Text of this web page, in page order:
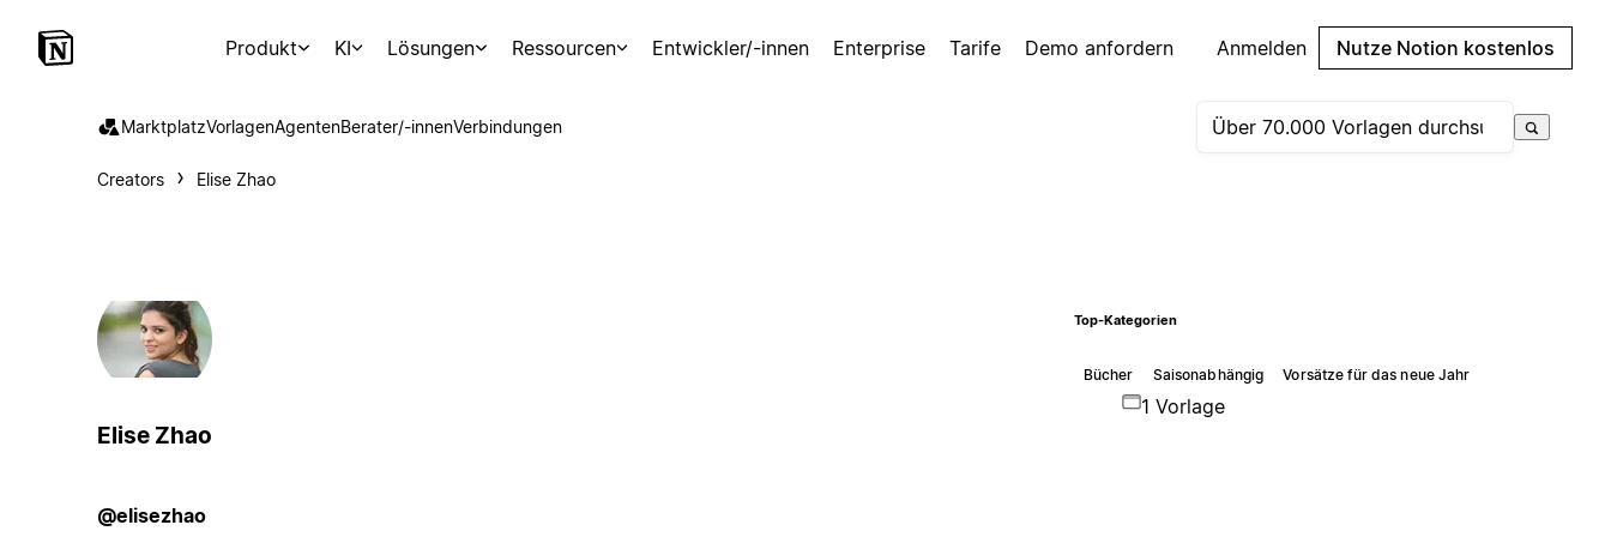
Produkt KI Lösungen Ressourcen Entwickler/-innen Enterprise Tarife Demo anfordern Anmelden Nutze Notion kostenlos
MarktplatzVorlagenAgentenBerater/-innenVerbindungen
Creators Elise Zhao
Elise Zhao
@elisezhao
Top-Kategorien
Bücher Saisonabhängig Vorsätze für das neue Jahr
1 Vorlage